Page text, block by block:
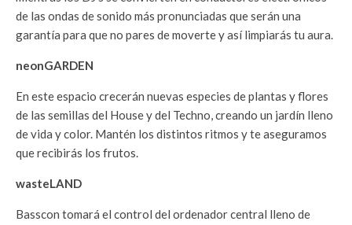
de las ondas de sonido más pronunciadas que serán una
garantía para que no pares de moverte y así limpiarás tu aura.
neonGARDEN
En este espacio crecerán nuevas especies de plantas y flores
de las semillas del House y del Techno, creando un jardín lleno
de vida y color. Mantén los distintos ritmos y te aseguramos
que recibirás los frutos.
wasteLAND
Basscon tomará el control del ordenador central lleno de